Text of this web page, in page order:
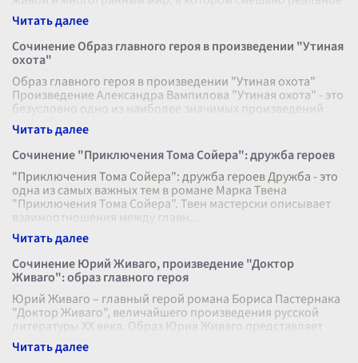
с фантастическим, комическое
Сочинение Образ главного героя в произведении "Утиная
охота"
Образ главного героя в произведении "Утиная охота"
Произведение Александра Вампилова "Утиная охота" - это
безусловно одно из наиболее значимых произведений
русской драматургии вто
Сочинение "Приключения Тома Сойера": дружба героев
"Приключения Тома Сойера": дружба героев Дружба - это
одна из самых важных тем в романе Марка Твена
"Приключения Тома Сойера". Твен мастерски описывает
взаимоотношения между главн
Сочинение Юрий Живаго, произведение "Доктор
Живаго": образ главного героя
Юрий Живаго – главный герой романа Бориса Пастернака
"Доктор Живаго", величайшего произведения русской
литературы XX века. Образ Юрия Живаго представляет
собой сложный и многослойн